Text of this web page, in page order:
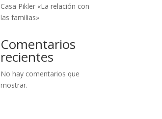
Casa Pikler «La relación con
las familias»
Comentarios
recientes
No hay comentarios que
mostrar.